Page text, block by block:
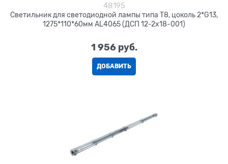
48195
Светильник для светодиодной лампы типа Т8, цоколь 2*G13,
1275*110*60мм AL4065 (ДСП 12-2х18-001)
1 956 руб.
ДОБАВИТЬ